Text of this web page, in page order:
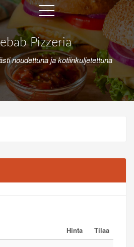
Pizzeria
noudettuna ja kotiinkuljetettuna
Hinta Tilaa